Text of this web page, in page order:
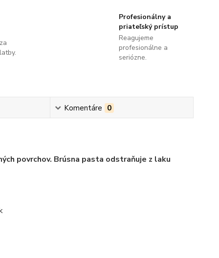
Profesionálny a
priateľský prístup
Reagujeme
profesionálne a
seriózne.
Komentáre 0
povrchov. Brúsna pasta odstraňuje z laku